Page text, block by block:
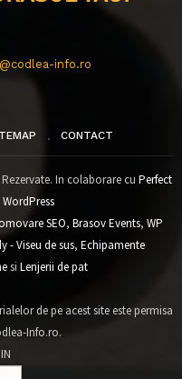
info.ro
CONTACT
In colaborare cu Perfect
SEO, Brasov Events, WP
- Viseu de sus, Echipamente
si Lenjerii de pat
de pe acest site este permisa
Info.ro.